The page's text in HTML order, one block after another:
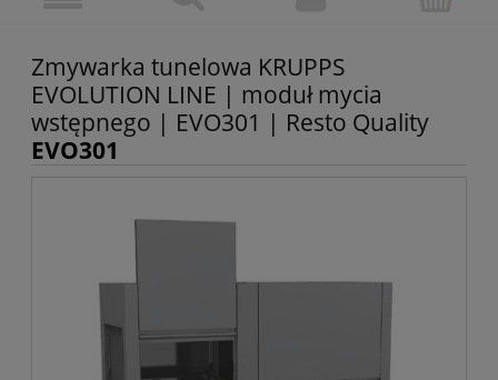
Zmywarka tunelowa KRUPPS
EVOLUTION LINE | moduł mycia
wstępnego | EVO301 | Resto Quality
EVO301